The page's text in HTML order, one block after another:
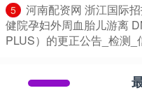
5
河南配资网 浙江国际
健院孕妇外周血胎儿游离
PLUS）的更正公告_检测_